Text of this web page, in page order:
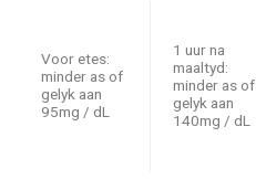
Voor etes:
minder as of
gelyk aan
95mg / dL
1 uur na
maaltyd:
minder as of
gelyk aan
140mg / dL